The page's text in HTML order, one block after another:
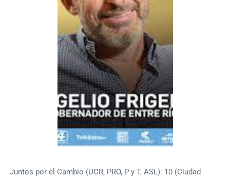
Juntos por el Cambio (UCR, PRO, P y T, ASL): 10 (Ciudad